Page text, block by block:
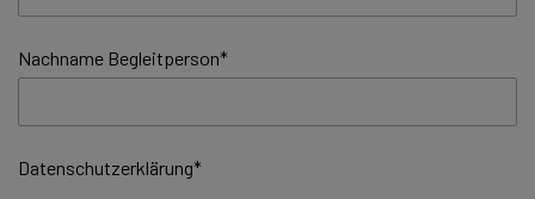
Nachname Begleitperson*
Datenschutzerklärung*